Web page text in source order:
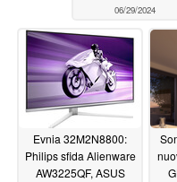
06/29/2024
Evnia 32M2N8800:
Philips sfida Alienware
AW3225QF, ASUS